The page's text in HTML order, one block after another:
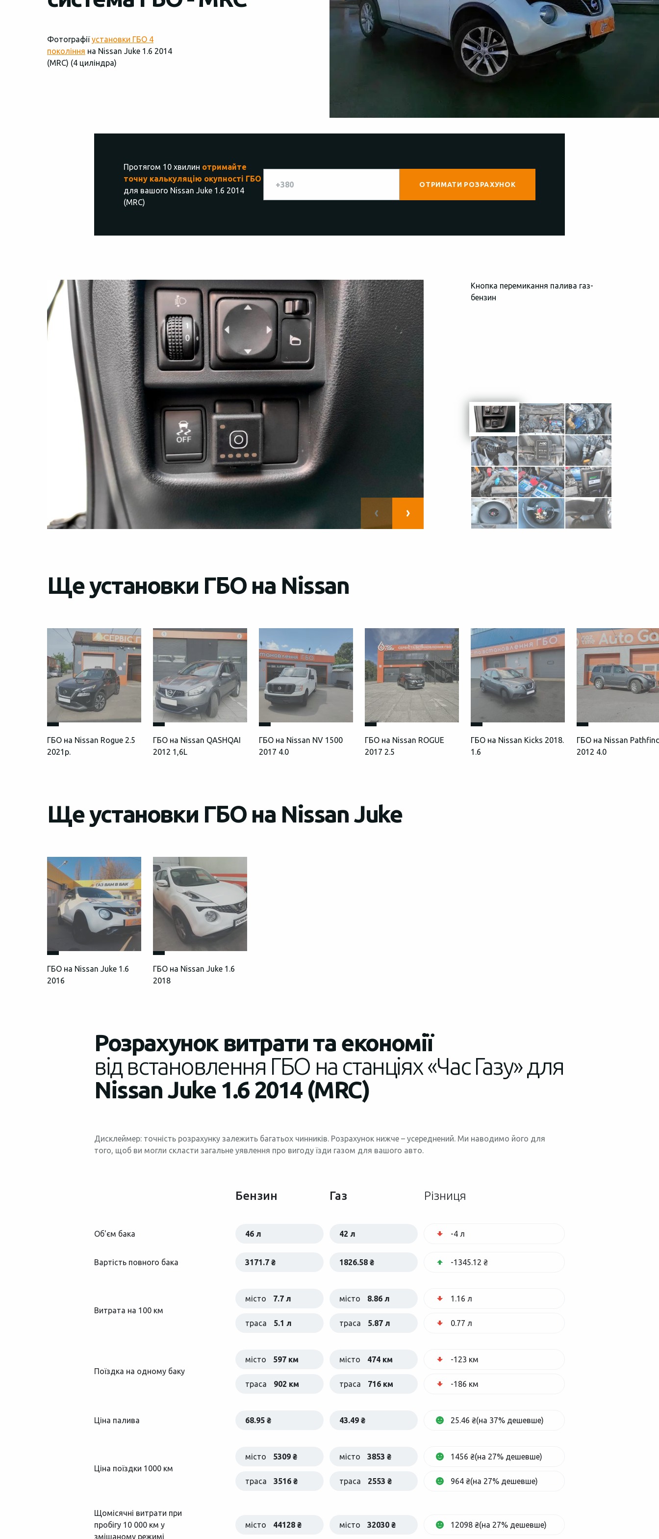
Фотографіїустановки ГБО 4
покоління на Nissan Juke 1.6 2014
(MRC) (4 циліндра)
Протягом 10 хвилин отримайте
точну калькуляцію окупності ГБО
для вашого Nissan Juke 1.6 2014
(MRC)
Кнопка перемикання палива газ-
бензин
Ще установки ГБО на Nissan
ГБО на Nissan Rogue 2.5
2021р.
ГБО на Nissan QASHQAI
2012 1,6L
ГБО на Nissan NV 1500
2017 4.0
ГБО на Nissan ROGUE
2017 2.5
ГБО на Nissan Kicks 2018.
1.6
ГБО на Nissan
2012 4.0
Ще установки ГБО на Nissan Juke
ГБО на Nissan Juke 1.6
2016
ГБО на Nissan Juke 1.6
2018
Розрахунок витрати та економії
від встановлення ГБО на станціях «Час Газу» для
Nissan Juke 1.6 2014 (MRC)
Дисклеймер: точність розрахунку залежить багатьох чинників. Розрахунок нижче – усереднений. Ми наводимо його для
того, щоб ви могли скласти загальне уявлення про вигоду їзди газом для вашого авто.
Бензин Газ Різниця
Об'єм бака 46 л 42 л -4 л
Вартість повного бака 3171.7 ₴ 1826.58 ₴ -1345.12 ₴
Витрата на 100 км
місто 7.7 л місто 8.86 л 1.16 л
траса 5.1 л траса 5.87 л 0.77 л
Поїздка на одному баку
місто 597 км місто 474 км -123 км
траса 902 км траса 716 км -186 км
Ціна палива 68.95 ₴ 43.49 ₴ 25.46 ₴(на 37% дешевше)
Ціна поїздки 1000 км
місто 5309 ₴ місто 3853 ₴ 1456 ₴(на 27% дешевше)
траса 3516 ₴ траса 2553 ₴ 964 ₴(на 27% дешевше)
Щомісячні витрати при
пробігу 10 000 км у
змішаному режимі
місто 44128 ₴ місто 32030 ₴ 12098 ₴(на 27% дешевше)